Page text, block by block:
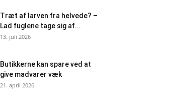
Træt af larven fra helvede? –
Lad fuglene tage sig af...
13. juli 2026
Butikkerne kan spare ved at
give madvarer væk
21. april 2026